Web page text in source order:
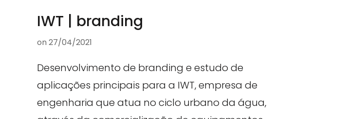
IWT | branding
on 27/04/2021
Desenvolvimento de branding e estudo de
aplicações principais para a IWT, empresa de
engenharia que atua no ciclo urbano da água,